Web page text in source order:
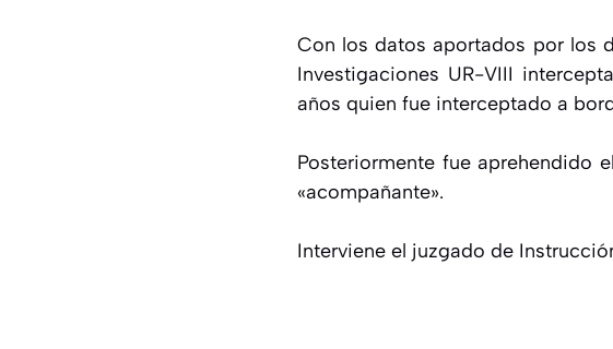
Con los datos aportados por los
Investigaciones UR-VIII
años quien fue interceptado a
Posteriormente fue aprehendido
«acompañante».
Interviene el juzgado de